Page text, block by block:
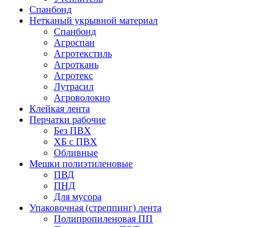
Спанбонд
Нетканый укрывной материал
Спанбонд
Агроспан
Агротекстиль
Агроткань
Агротекс
Лутрасил
Агроволокно
Клейкая лента
Перчатки рабочие
Без ПВХ
ХБ с ПВХ
Обливные
Мешки полиэтиленовые
ПВД
ПНД
Для мусора
Упаковочная (стреппинг) лента
Полипропиленовая ПП